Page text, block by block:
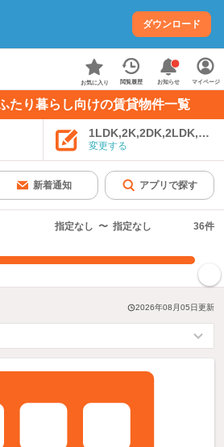
ダウンロード
お気に入り 閲覧履歴 お知らせ マイページ
たり暮らし向けの賃貸物件一覧
変更する
新着通知 アプリで探す
指定なし 〜 指定なし 36件
2026年08月05日更新